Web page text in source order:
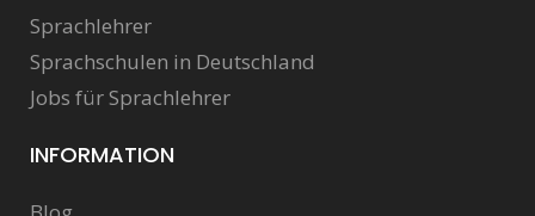
Sprachlehrer
Sprachschulen in Deutschland
Jobs für Sprachlehrer
INFORMATION